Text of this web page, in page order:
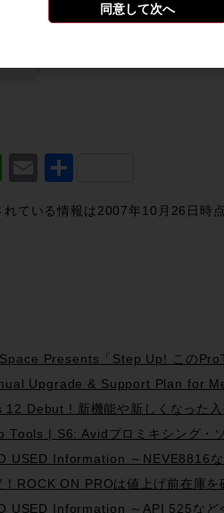
Micro ￥29,800
LineEmail
れている情報は2007年10月26日時
Presents「Step Up! この
Upgrade & Support Plan for
Debut ! 新機能や新しくなった入
Tools | S6: Avidプロミキシング・
USED Information ～NEVE8816
ROCK ON PROは値上げ前在庫
USED Information ～API 525など
同意して次へ